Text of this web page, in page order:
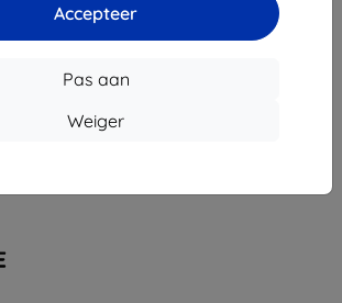
Accepteer
Pas aan
Weiger